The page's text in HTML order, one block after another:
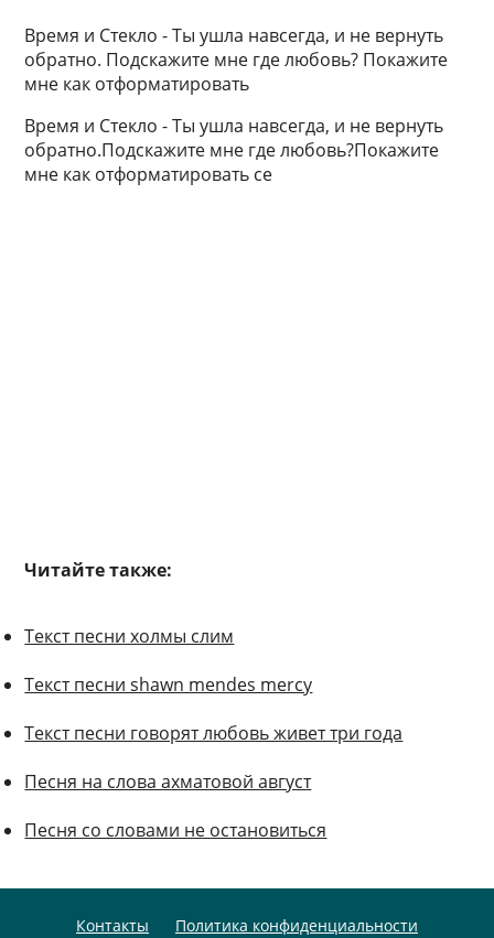
Время и Стекло - Ты ушла навсегда, и не вернуть
обратно. Подскажите мне где любовь? Покажите
мне как отформатировать
Время и Стекло - Ты ушла навсегда, и не вернуть
обратно.Подскажите мне где любовь?Покажите
мне как отформатировать се
Читайте также:
Текст песни холмы слим
Текст песни shawn mendes mercy
Текст песни говорят любовь живет три года
Песня на слова ахматовой август
Песня со словами не остановиться
Контакты Политика конфиденциальности